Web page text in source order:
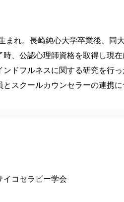
まれ。長崎純心大学卒業後、同
時、公認心理師資格を取得し現
ンドフルネスに関する研究を行
スクールカウンセラーの連携に
イコセラピー学会